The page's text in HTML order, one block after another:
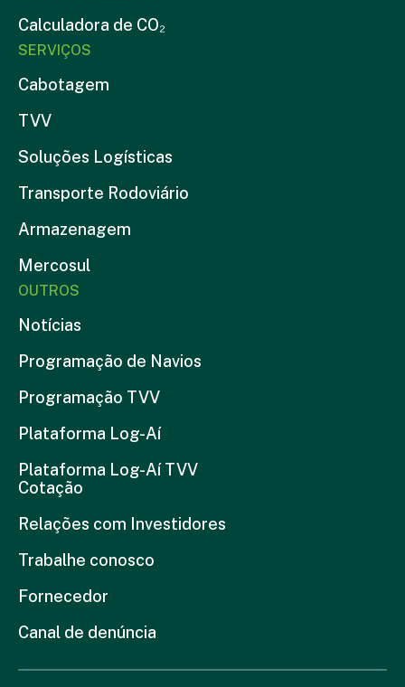
Calculadora de CO₂
SERVIÇOS
Cabotagem
TVV
Soluções Logísticas
Transporte Rodoviário
Armazenagem
Mercosul
OUTROS
Notícias
Programação de Navios
Programação TVV
Plataforma Log-Aí
Plataforma Log-Aí TVV
Cotação
Relações com Investidores
Trabalhe conosco
Fornecedor
Canal de denúncia